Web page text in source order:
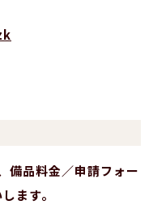
備品料金／申請フォー
ます。